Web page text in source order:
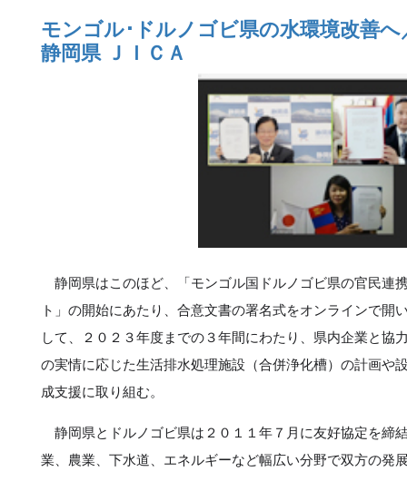
モンゴル･ドルノゴビ県の水環境改善
静岡県 ＪＩＣＡ
静岡県はこのほど、「モンゴル国ドルノゴビ県の官民連
ト」の開始にあたり、合意文書の署名式をオンラインで開
して、２０２３年度までの３年間にわたり、県内企業と協
の実情に応じた生活排水処理施設（合併浄化槽）の計画や
成支援に取り組む。
静岡県とドルノゴビ県は２０１１年７月に友好協定を締
業、農業、下水道、エネルギーなど幅広い分野で双方の発